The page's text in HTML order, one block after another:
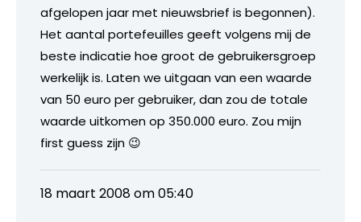
afgelopen jaar met nieuwsbrief is begonnen).
Het aantal portefeuilles geeft volgens mij de
beste indicatie hoe groot de gebruikersgroep
werkelijk is. Laten we uitgaan van een waarde
van 50 euro per gebruiker, dan zou de totale
waarde uitkomen op 350.000 euro. Zou mijn
first guess zijn 😉
18 maart 2008 om 05:40